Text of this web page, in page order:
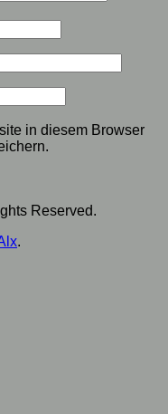
in diesem Browser
Reserved.
.